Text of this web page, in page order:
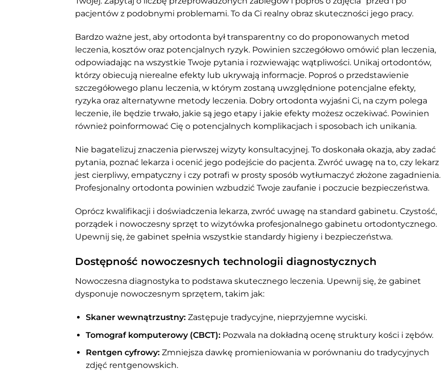
pacjentów z podobnymi problemami. To da Ci realny obraz skuteczności jego pracy.
Bardzo ważne jest, aby ortodonta był transparentny co do proponowanych metod
leczenia, kosztów oraz potencjalnych ryzyk. Powinien szczegółowo omówić plan leczenia,
odpowiadając na wszystkie Twoje pytania i rozwiewając wątpliwości. Unikaj ortodontów,
którzy obiecują nierealne efekty lub ukrywają informacje. Poproś o przedstawienie
szczegółowego planu leczenia, w którym zostaną uwzględnione potencjalne efekty,
ryzyka oraz alternatywne metody leczenia. Dobry ortodonta wyjaśni Ci, na czym polega
leczenie, ile będzie trwało, jakie są jego etapy i jakie efekty możesz oczekiwać. Powinien
również poinformować Cię o potencjalnych komplikacjach i sposobach ich unikania.
Nie bagatelizuj znaczenia pierwszej wizyty konsultacyjnej. To doskonała okazja, aby zadać
pytania, poznać lekarza i ocenić jego podejście do pacjenta. Zwróć uwagę na to, czy lekarz
jest cierpliwy, empatyczny i czy potrafi w prosty sposób wytłumaczyć złożone zagadnienia.
Profesjonalny ortodonta powinien wzbudzić Twoje zaufanie i poczucie bezpieczeństwa.
Oprócz kwalifikacji i doświadczenia lekarza, zwróć uwagę na standard gabinetu. Czystość,
porządek i nowoczesny sprzęt to wizytówka profesjonalnego gabinetu ortodontycznego.
Upewnij się, że gabinet spełnia wszystkie standardy higieny i bezpieczeństwa.
Dostępność nowoczesnych technologii diagnostycznych
Nowoczesna diagnostyka to podstawa skutecznego leczenia. Upewnij się, że gabinet
dysponuje nowoczesnym sprzętem, takim jak:
Skaner wewnątrzustny:Zastępuje tradycyjne, nieprzyjemne wyciski.
Tomograf komputerowy (CBCT):Pozwala na dokładną ocenę struktury kości i zębów.
Rentgen cyfrowy:Zmniejsza dawkę promieniowania w porównaniu do tradycyjnych
zdjęć rentgenowskich.